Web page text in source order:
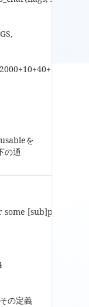
*
を
の通
some
の定義